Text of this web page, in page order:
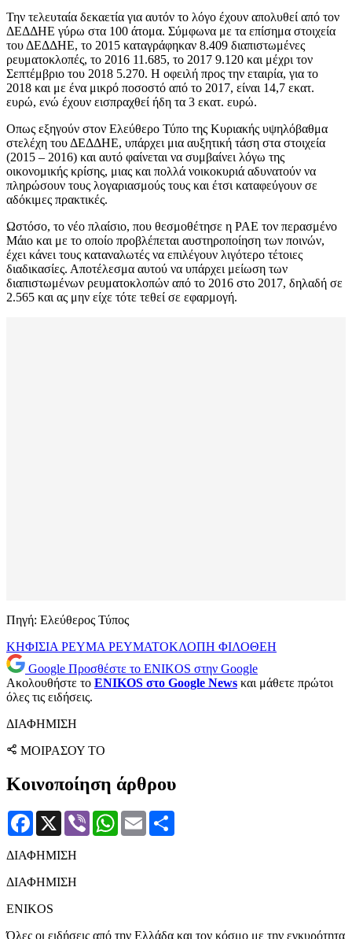
Την τελευταία δεκαετία για αυτόν το λόγο έχουν απολυθεί από τον
ΔΕΔΔΗΕ γύρω στα 100 άτομα. Σύμφωνα με τα επίσημα στοιχεία
του ΔΕΔΔΗΕ, το 2015 καταγράφηκαν 8.409 διαπιστωμένες
ρευματοκλοπές, το 2016 11.685, το 2017 9.120 και μέχρι τον
Σεπτέμβριο του 2018 5.270. Η οφειλή προς την εταιρία, για το
2018 και με ένα μικρό ποσοστό από το 2017, είναι 14,7 εκατ.
ευρώ, ενώ έχουν εισπραχθεί ήδη τα 3 εκατ. ευρώ.
Οπως εξηγούν στον Ελεύθερο Τύπο της Κυριακής υψηλόβαθμα
στελέχη του ΔΕΔΔΗΕ, υπάρχει μια αυξητική τάση στα στοιχεία
(2015 – 2016) και αυτό φαίνεται να συμβαίνει λόγω της
οικονομικής κρίσης, μιας και πολλά νοικοκυριά αδυνατούν να
πληρώσουν τους λογαριασμούς τους και έτσι καταφεύγουν σε
αδόκιμες πρακτικές.
Ωστόσο, το νέο πλαίσιο, που θεσμοθέτησε η ΡΑΕ τον περασμένο
Μάιο και με το οποίο προβλέπεται αυστηροποίηση των ποινών,
έχει κάνει τους καταναλωτές να επιλέγουν λιγότερο τέτοιες
διαδικασίες. Αποτέλεσμα αυτού να υπάρχει μείωση των
διαπιστωμένων ρευματοκλοπών από το 2016 στο 2017, δηλαδή σε
2.565 και ας μην είχε τότε τεθεί σε εφαρμογή.
Πηγή: Ελεύθερος Τύπος
ΚΗΦΙΣΙΑ ΡΕΥΜΑ ΡΕΥΜΑΤΟΚΛΟΠΗ ΦΙΛΟΘΕΗ
Google Προσθέστε το ENIKOS στην Google
Ακολουθήστε το ENIKOS στο Google News και μάθετε πρώτοι
όλες τις ειδήσεις.
ΔΙΑΦΗΜΙΣΗ
ΜΟΙΡΑΣΟΥ ΤΟ
Κοινοποίηση άρθρου
Facebook
X Viber WhatsApp
Email
ΔΙΑΦΗΜΙΣΗ
ΔΙΑΦΗΜΙΣΗ
ENIKOS
Όλες οι ειδήσεις από την Ελλάδα και τον κόσμο με την εγκυρότητα